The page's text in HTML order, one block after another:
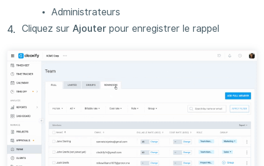
Administrateurs
Cliquez sur Ajouter pour enregistrer le rappel